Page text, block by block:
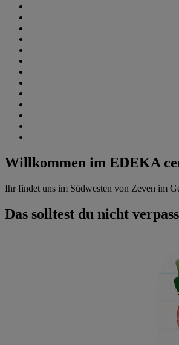
Willkommen im EDEKA
Ihr findet uns im Südwesten von Zeven im
Das solltest du nicht